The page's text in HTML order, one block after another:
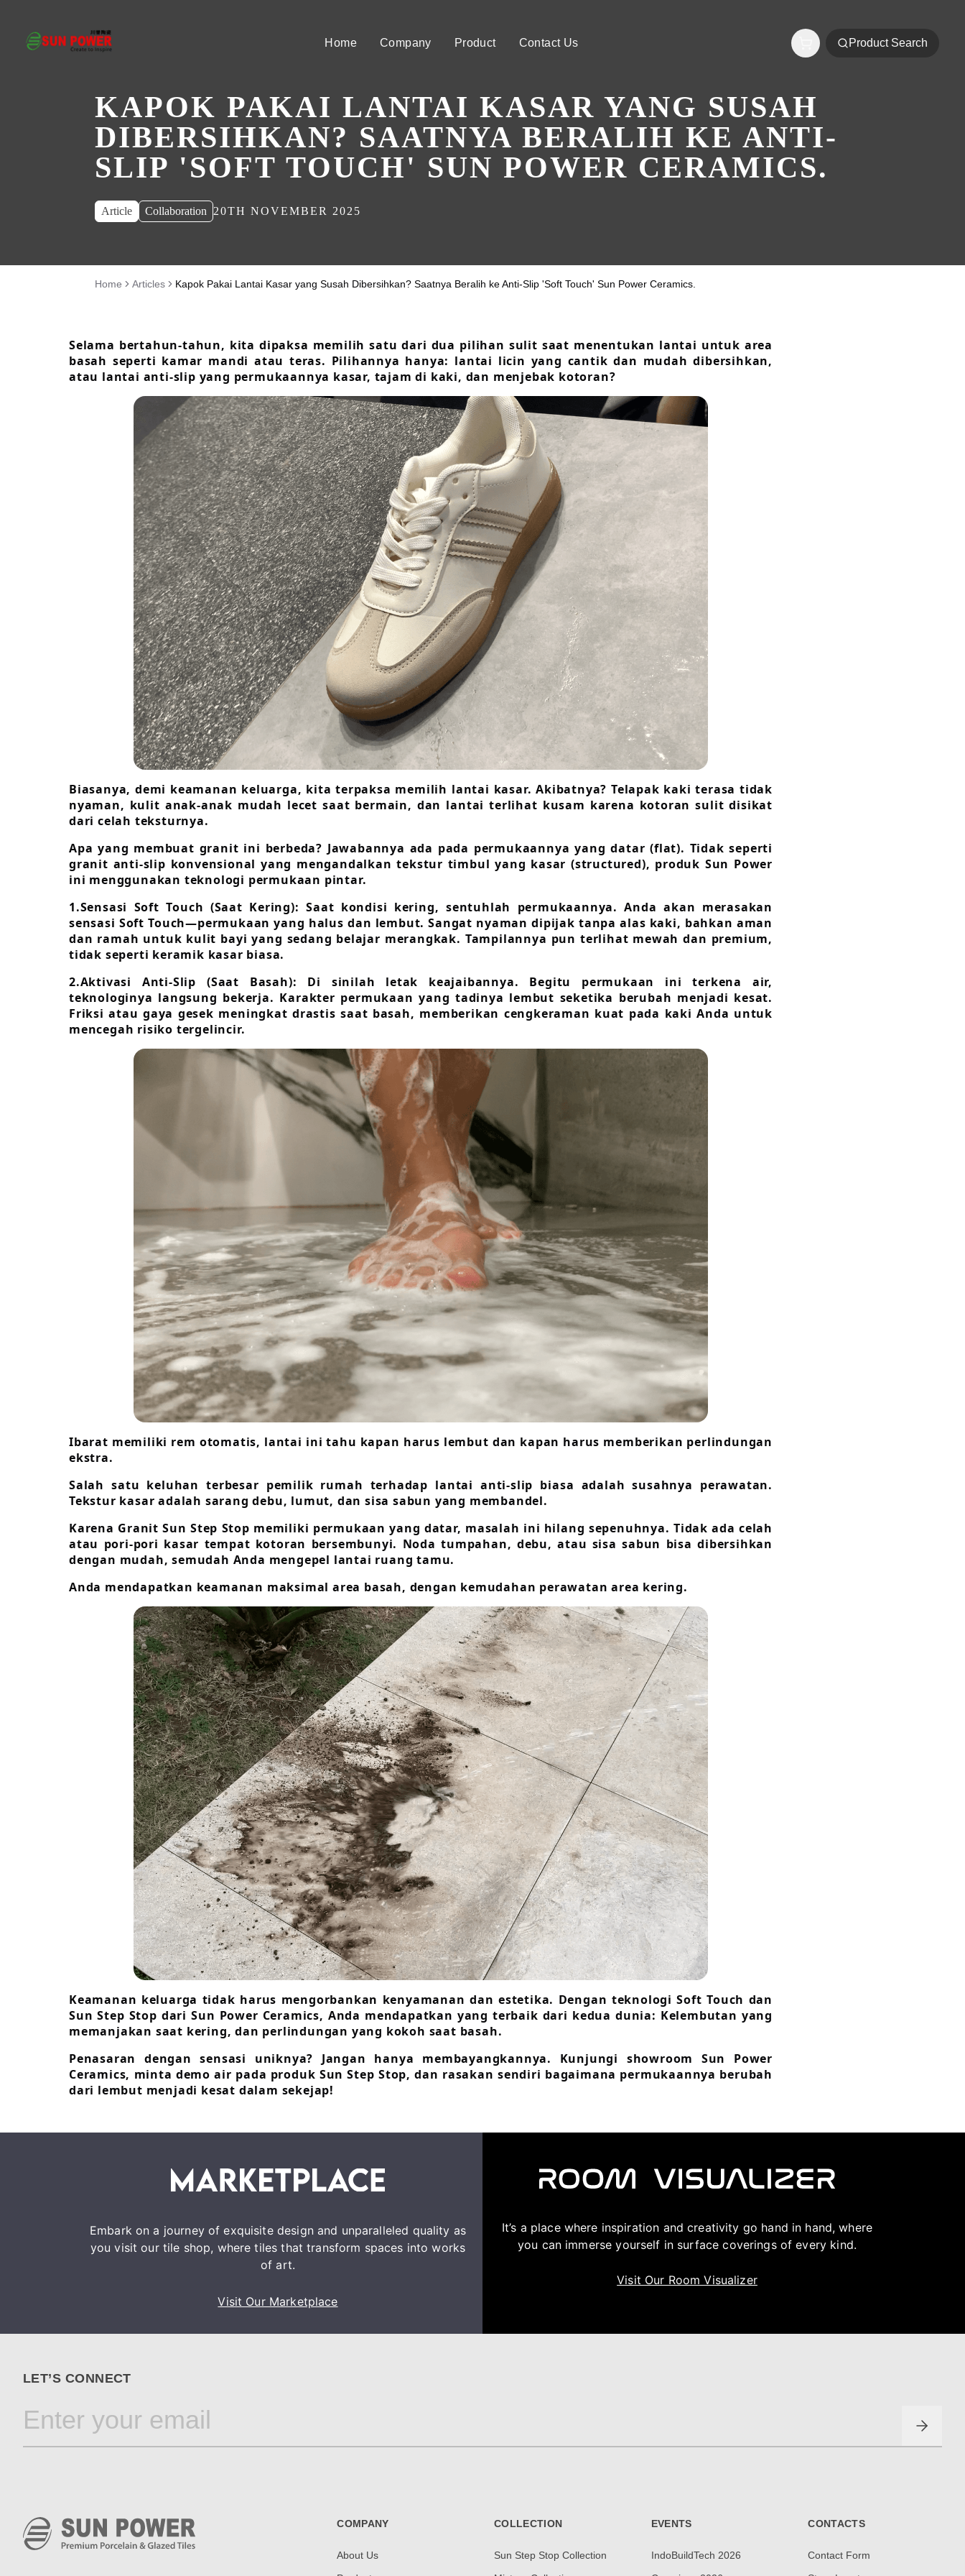
Home Company Product Contact Us Product Search
KAPOK PAKAI LANTAI KASAR YANG SUSAH
DIBERSIHKAN? SAATNYA BERALIH KE ANTI-
SLIP 'SOFT TOUCH' SUN POWER CERAMICS.
Article Collaboration 20TH NOVEMBER 2025
Home Articles Kapok Pakai Lantai Kasar yang Susah Dibersihkan? Saatnya Beralih ke Anti-Slip 'Soft Touch' Sun Power Ceramics.
Selama bertahun-tahun, kita dipaksa memilih satu dari dua pilihan sulit saat menentukan lantai untuk area
basah seperti kamar mandi atau teras. Pilihannya hanya: lantai licin yang cantik dan mudah dibersihkan,
atau lantai anti-slip yang permukaannya kasar, tajam di kaki, dan menjebak kotoran?
Biasanya, demi keamanan keluarga, kita terpaksa memilih lantai kasar. Akibatnya? Telapak kaki terasa tidak
nyaman, kulit anak-anak mudah lecet saat bermain, dan lantai terlihat kusam karena kotoran sulit disikat
dari celah teksturnya.
Apa yang membuat granit ini berbeda? Jawabannya ada pada permukaannya yang datar (flat). Tidak seperti
granit anti-slip konvensional yang mengandalkan tekstur timbul yang kasar (structured), produk Sun Power
ini menggunakan teknologi permukaan pintar.
1.Sensasi Soft Touch (Saat Kering): Saat kondisi kering, sentuhlah permukaannya. Anda akan merasakan
sensasi Soft Touch—permukaan yang halus dan lembut. Sangat nyaman dipijak tanpa alas kaki, bahkan aman
dan ramah untuk kulit bayi yang sedang belajar merangkak. Tampilannya pun terlihat mewah dan premium,
tidak seperti keramik kasar biasa.
2.Aktivasi Anti-Slip (Saat Basah): Di sinilah letak keajaibannya. Begitu permukaan ini terkena air,
teknologinya langsung bekerja. Karakter permukaan yang tadinya lembut seketika berubah menjadi kesat.
Friksi atau gaya gesek meningkat drastis saat basah, memberikan cengkeraman kuat pada kaki Anda untuk
mencegah risiko tergelincir.
Ibarat memiliki rem otomatis, lantai ini tahu kapan harus lembut dan kapan harus memberikan perlindungan
ekstra.
Salah satu keluhan terbesar pemilik rumah terhadap lantai anti-slip biasa adalah susahnya perawatan.
Tekstur kasar adalah sarang debu, lumut, dan sisa sabun yang membandel.
Karena Granit Sun Step Stop memiliki permukaan yang datar, masalah ini hilang sepenuhnya. Tidak ada celah
atau pori-pori kasar tempat kotoran bersembunyi. Noda tumpahan, debu, atau sisa sabun bisa dibersihkan
dengan mudah, semudah Anda mengepel lantai ruang tamu.
Anda mendapatkan keamanan maksimal area basah, dengan kemudahan perawatan area kering.
Keamanan keluarga tidak harus mengorbankan kenyamanan dan estetika. Dengan teknologi Soft Touch dan
Sun Step Stop dari Sun Power Ceramics, Anda mendapatkan yang terbaik dari kedua dunia: Kelembutan yang
memanjakan saat kering, dan perlindungan yang kokoh saat basah.
Penasaran dengan sensasi uniknya? Jangan hanya membayangkannya. Kunjungi showroom Sun Power
Ceramics, minta demo air pada produk Sun Step Stop, dan rasakan sendiri bagaimana permukaannya berubah
dari lembut menjadi kesat dalam sekejap!
Embark on a journey of exquisite design and unparalleled quality as
you visit our tile shop, where tiles that transform spaces into works
of art.
Visit Our Marketplace
It’s a place where inspiration and creativity go hand in hand, where
you can immerse yourself in surface coverings of every kind.
Visit Our Room Visualizer
LET’S CONNECT
COMPANY
About Us
COLLECTION
Sun Step Stop Collection
EVENTS
IndoBuildTech 2026
CONTACTS
Contact Form